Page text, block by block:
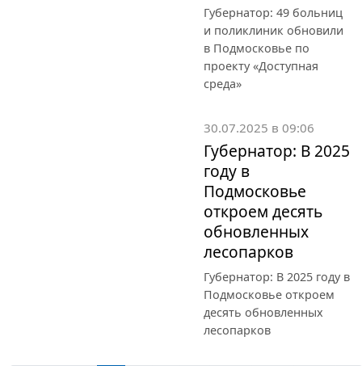
Губернатор: 49 больниц
и поликлиник обновили
в Подмосковье по
проекту «Доступная
среда»
30.07.2025 в 09:06
Губернатор: В 2025
году в
Подмосковье
откроем десять
обновленных
лесопарков
Губернатор: В 2025 году в
Подмосковье откроем
десять обновленных
лесопарков